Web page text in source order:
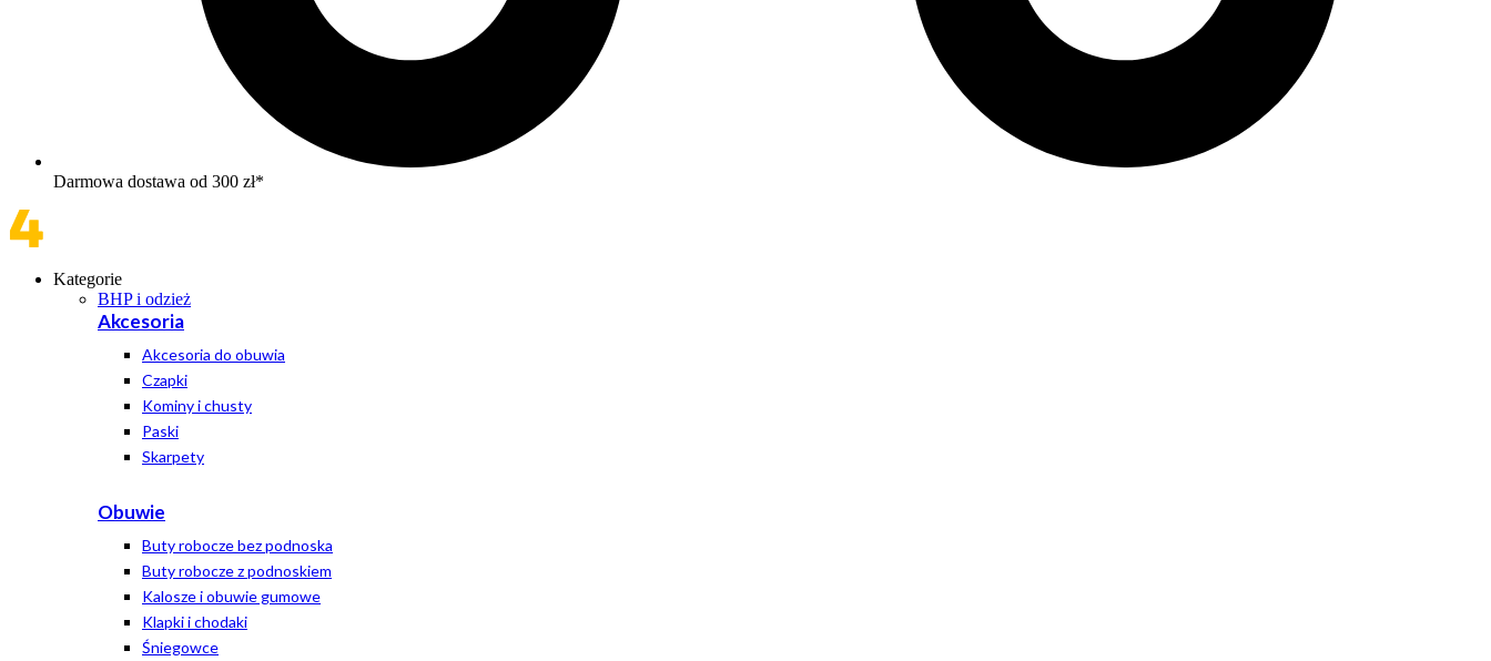
Darmowa dostawa od 300 zł*
Kategorie
BHP i odzież
Akcesoria
Akcesoria do obuwia
Czapki
Kominy i chusty
Paski
Skarpety
Obuwie
Buty robocze bez podnoska
Buty robocze z podnoskiem
Kalosze i obuwie gumowe
Klapki i chodaki
Śniegowce